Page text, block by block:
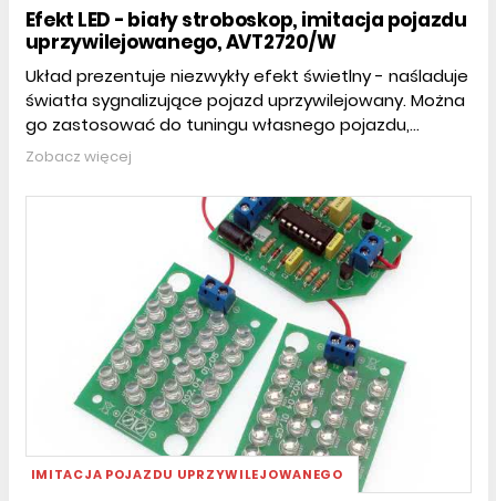
Efekt LED - biały stroboskop, imitacja pojazdu
uprzywilejowanego, AVT2720/W
Układ prezentuje niezwykły efekt świetlny - naśladuje
światła sygnalizujące pojazd uprzywilejowany. Można
go zastosować do tuningu własnego pojazdu,...
Zobacz więcej
IMITACJA POJAZDU UPRZYWILEJOWANEGO